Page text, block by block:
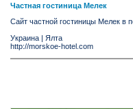
Частная гостиница Мелек
Сайт частной гостиницы Мелек в
Украина | Ялта
http://morskoe-hotel.com